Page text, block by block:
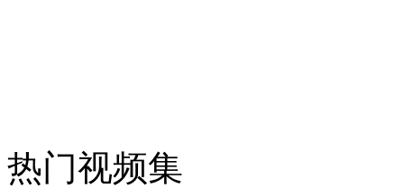
热门视频集